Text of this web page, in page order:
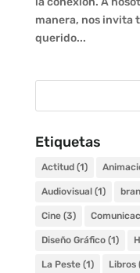
manera, nos invita
querido...
Etiquetas
Actitud(1)
Audiovisual(1)
Cine(3)
Diseño Gráfico(1)
La Peste(1) Libros